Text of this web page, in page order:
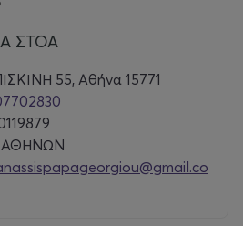
ΣΤΟΑ
55, Αθήνα 15771